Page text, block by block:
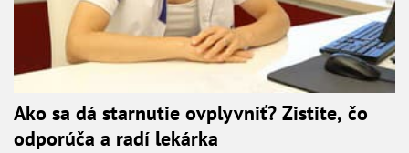
Ako sa dá starnutie ovplyvniť? Zistite, čo
odporúča a radí lekárka